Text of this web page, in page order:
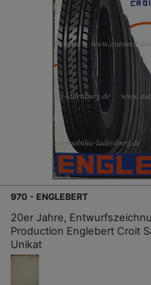
970 - ENGLEBERT
20er Jahre,
Production Englebert Croit
Unikat